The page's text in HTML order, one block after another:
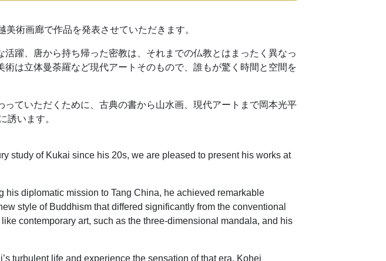
術画廊で作品を発表させていただきます。
躍、唐から持ち帰った密教は、それまでの仏教とはまったく異なっ
は立体曼荼羅など現代アートそのもので、誰もが驚く時間と空間を
ていただくために、古典の書から山水画、現代アートまで岡本光平
誘います。
study of Kukai since his 20s, we are pleased to present his works at
his diplomatic mission to Tang China, he achieved remarkable
style of Buddhism that differed significantly from the conventional
contemporary art, such as the three-dimensional mandala, and his
turbulent life and experience the sensation of that era. Kohei